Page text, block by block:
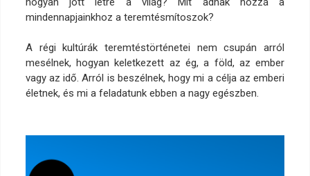
mindennapjainkhoz a teremtésmítoszok?
A régi kultúrák teremtéstörténetei nem csupán arról
mesélnek, hogyan keletkezett az ég, a föld, az ember
vagy az idő. Arról is beszélnek, hogy mi a célja az emberi
életnek, és mi a feladatunk ebben a nagy egészben.